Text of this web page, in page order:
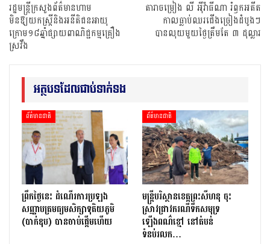
រដ្ឋមន្រ្តីក្រសួងព័ត៌មានហាម
មិនឱ្យយកស្រ្តីនិងអនីតិជនអាយុ
ក្រោម១៨ឆ្នាំផ្សាយពាណិជ្ជកម្មគ្រឿង
ស្រវឹង
តារាចម្រៀង លី អុីវ៉ាធីណា រំឭកអតីត
កាលធ្លាប់ឈរជើងច្រៀងដំបូងៗ
បានលុយមួយថ្ងៃត្រឹមតែ ៣ ដុល្លារ
អត្ថបទដែលជាប់ទាក់ទង
ព័ត៌មានជាតិ
ព្រឹកថ្ងៃនេះ ដំណើរការប្រឡង
សញ្ញាបត្រមធ្យមសិក្សាទុតិយភូមិ
(បាក់ឌុប) បានចាប់ផ្តើមហើយ
ព័ត៌មានជាតិ
មន្រ្តីបរិស្ថានខេត្តព្រះសីហនុ ចុះ
ស្រាវជ្រាវករណីទឹកសមុទ្រ
ឡើងពណ៌ខ្មៅ នៅតំបន់
ទំនប់រលក…